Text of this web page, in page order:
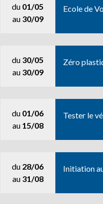
du 01/05
au 30/09
Ecole de
du 30/05
au 30/09
Zéro
du 01/06
au 15/08
Tester le
du 28/06
au 31/08
Initiation